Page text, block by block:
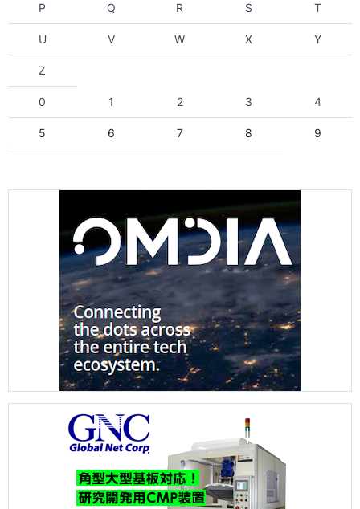
P Q R S T
U V W X Y
Z
0 1 2 3 4
5 6 7 8 9